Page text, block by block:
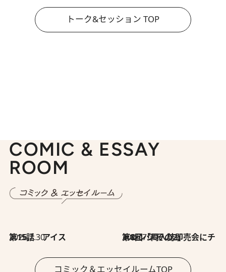
トーク&セッション TOP
COMIC & ESSAY
ROOM
2026.7.30
第15話 アイス 2026.7.30
第8回「同人誌即売会にチャレンジ その2」
コミック＆エッセイルームTOP